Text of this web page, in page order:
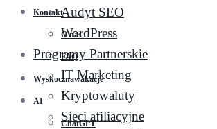
Kontakt
O nas
FAQ
Wyskocznawakacje
AI
ChatGPT
Audyt SEO
WordPress
Programy Partnerskie
IT Marketing
Kryptowaluty
Sieci afiliacyjne